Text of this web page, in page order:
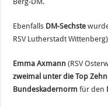
Ebenfalls DM-Sechste
RSV Lutherstadt
Emma Axmann (RSV
zweimal unter die Top Zehn
Bundeskadernorm für den